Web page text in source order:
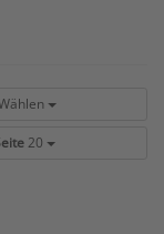
20